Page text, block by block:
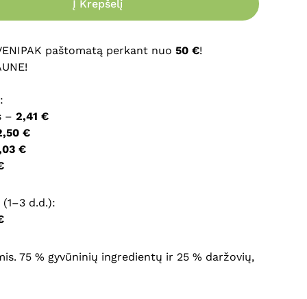
Į Krepšelį
paštomatą perkant nuo 50 €!
– 2,41 €
€
€
d.d.):
75 % gyvūninių ingredientų ir 25 % daržovių,
iš naujo, kai kitą kartą vėl norėsiu parašyti